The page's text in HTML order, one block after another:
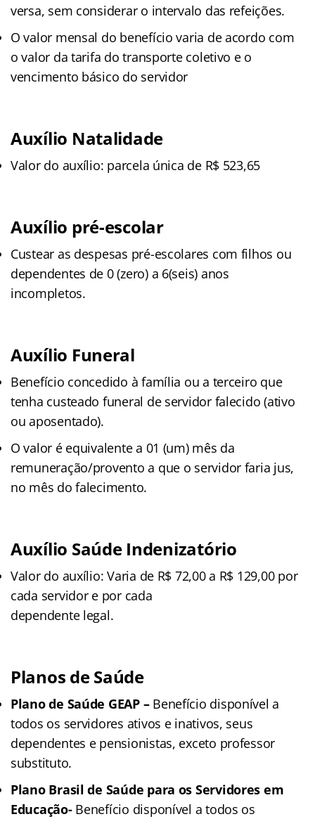
versa, sem considerar o intervalo das refeições.
O valor mensal do benefício varia de acordo com
o valor da tarifa do transporte coletivo e o
vencimento básico do servidor
Auxílio Natalidade
Valor do auxílio: parcela única de R$ 523,65
Auxílio pré-escolar
Custear as despesas pré-escolares com filhos ou
dependentes de 0 (zero) a 6(seis) anos
incompletos.
Auxílio Funeral
Benefício concedido à família ou a terceiro que
tenha custeado funeral de servidor falecido (ativo
ou aposentado).
O valor é equivalente a 01 (um) mês da
remuneração/provento a que o servidor faria jus,
no mês do falecimento.
Auxílio Saúde Indenizatório
Valor do auxílio: Varia de R$ 72,00 a R$ 129,00 por
cada servidor e por cada
dependente legal.
Planos de Saúde
Plano de Saúde GEAP –Benefício disponível a
todos os servidores ativos e inativos, seus
dependentes e pensionistas, exceto professor
substituto.
Plano Brasil de Saúde para os Servidores em
Educação-Benefício disponível a todos os